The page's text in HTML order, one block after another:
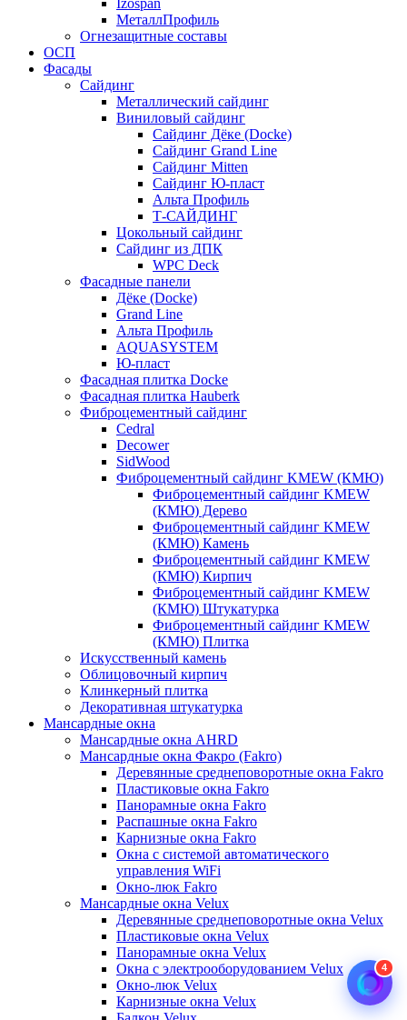
Izospan
МеталлПрофиль
Огнезащитные составы
ОСП
Фасады
Сайдинг
Металлический сайдинг
Виниловый сайдинг
Сайдинг Дёке (Docke)
Сайдинг Grand Line
Сайдинг Mitten
Сайдинг Ю-пласт
Альта Профиль
Т-САЙДИНГ
Цокольный сайдинг
Сайдинг из ДПК
WPC Deck
Фасадные панели
Дёке (Docke)
Grand Line
Альта Профиль
AQUASYSTEM
Ю-пласт
Фасадная плитка Docke
Фасадная плитка Hauberk
Фиброцементный сайдинг
Cedral
Decower
SidWood
Фиброцементный сайдинг KMEW (КМЮ)
Фиброцементный сайдинг KMEW
(КМЮ) Дерево
Фиброцементный сайдинг KMEW
(КМЮ) Камень
Фиброцементный сайдинг KMEW
(КМЮ) Кирпич
Фиброцементный сайдинг KMEW
(КМЮ) Штукатурка
Фиброцементный сайдинг KMEW
(КМЮ) Плитка
Искусственный камень
Облицовочный кирпич
Клинкерный плитка
Декоративная штукатурка
Мансардные окна
Мансардные окна AHRD
Мансардные окна Факро (Fakro)
Деревянные среднеповоротные окна Fakro
Пластиковые окна Fakro
Панорамные окна Fakro
Распашные окна Fakro
Карнизные окна Fakro
Окна с системой автоматического
управления WiFi
Окно-люк Fakro
Мансардные окна Velux
Деревянные среднеповоротные окна Velux
Пластиковые окна Velux
Панорамные окна Velux
Окна с электрооборудованием Velux
Окно-люк Velux
Карнизные окна Velux
4